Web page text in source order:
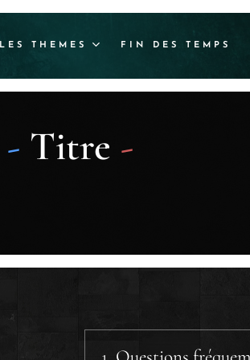
LES THEMES FIN DES TEMPS
- Titre -